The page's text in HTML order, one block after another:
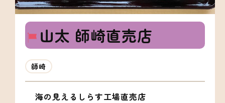
山太 師崎直売店
師崎
海の見えるしらす工場直売店